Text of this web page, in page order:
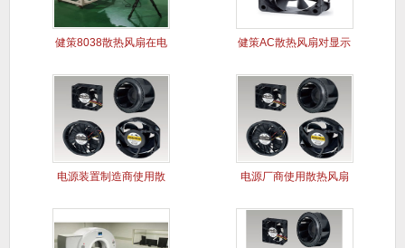
健策8038散热风扇在电 健策AC散热风扇对显示
电源装置制造商使用散 电源厂商使用散热风扇